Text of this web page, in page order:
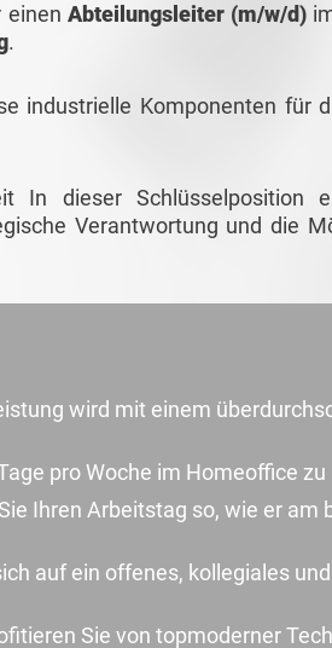
einen Abteilungsleiter (m/w/d)
.
industrielle Komponenten für
In dieser Schlüsselposition
Verantwortung und die
wird mit einem
pro Woche im Homeoffice
Ihren Arbeitstag so, wie er am
auf ein offenes, kollegiales
Sie von topmoderner